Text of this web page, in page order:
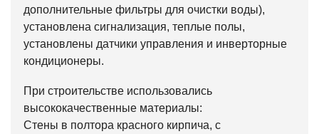
дополнительные фильтры для очистки воды),
установлена сигнализация, теплые полы,
установлены датчики управления и инверторные
кондиционеры.
При строительстве использовались
высококачественные материалы:
Стены в полтора красного кирпича, с